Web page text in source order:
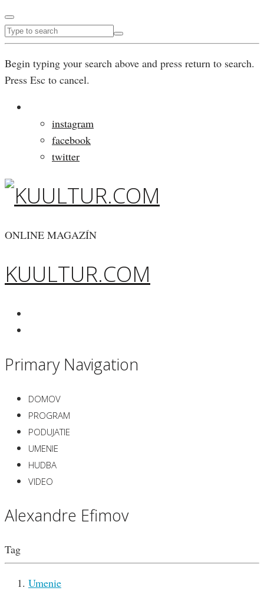
Begin typing your search above and press return to search.
Press Esc to cancel.
instagram
facebook
twitter
ONLINE MAGAZÍN
KUULTUR.COM
Primary Navigation
DOMOV
PROGRAM
PODUJATIE
UMENIE
HUDBA
VIDEO
Alexandre Efimov
Tag
Umenie